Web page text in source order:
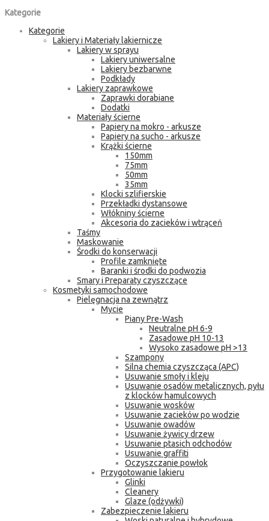
Kategorie
Kategorie
Lakiery i Materiały lakiernicze
Lakiery w sprayu
Lakiery uniwersalne
Lakiery bezbarwne
Podkłady
Lakiery zaprawkowe
Zaprawki dorabiane
Dodatki
Materiały ścierne
Papiery na mokro - arkusze
Papiery na sucho - arkusze
Krążki ścierne
150mm
75mm
50mm
35mm
Klocki szlifierskie
Przekładki dystansowe
Włókniny ścierne
Akcesoria do zacieków i wtrąceń
Taśmy
Maskowanie
Środki do konserwacji
Profile zamknięte
Baranki i środki do podwozia
Smary i Preparaty czyszczące
Kosmetyki samochodowe
Pielęgnacja na zewnątrz
Mycie
Piany Pre-Wash
Neutralne pH 6-9
Zasadowe pH 10-13
Wysoko zasadowe pH >13
Szampony
Silna chemia czyszcząca (APC)
Usuwanie smoły i kleju
Usuwanie osadów metalicznych, pyłu
z klocków hamulcowych
Usuwanie wosków
Usuwanie zacieków po wodzie
Usuwanie owadów
Usuwanie żywicy drzew
Usuwanie ptasich odchodów
Usuwanie graffiti
Oczyszczanie powłok
Przygotowanie lakieru
Glinki
Cleanery
Glaze (odżywki)
Zabezpieczenie lakieru